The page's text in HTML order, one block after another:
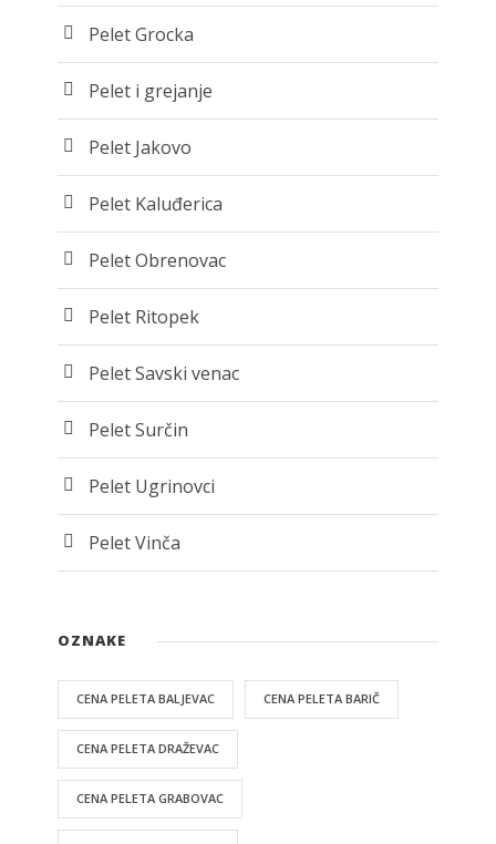
Pelet Grocka
Pelet i grejanje
Pelet Jakovo
Pelet Kaluđerica
Pelet Obrenovac
Pelet Ritopek
Pelet Savski venac
Pelet Surčin
Pelet Ugrinovci
Pelet Vinča
OZNAKE
CENA PELETA BALJEVAC CENA PELETA BARIČ
CENA PELETA DRAŽEVAC
CENA PELETA GRABOVAC